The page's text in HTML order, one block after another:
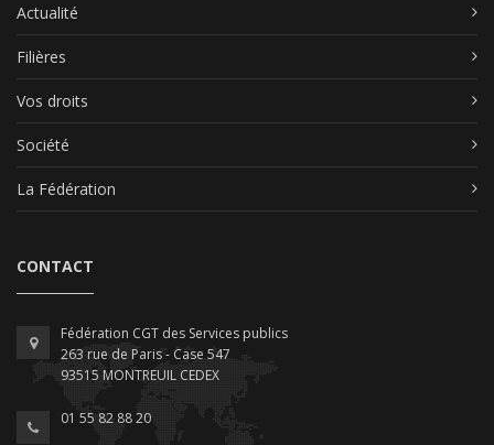
Actualité
Filières
Vos droits
Société
La Fédération
CONTACT
Fédération CGT des Services publics
263 rue de Paris - Case 547
93515 MONTREUIL CEDEX
01 55 82 88 20